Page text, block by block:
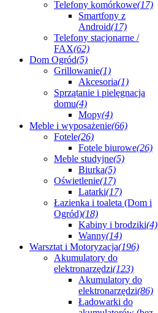
Telefony komórkowe(17)
Smartfony z
Android(17)
Telefony stacjonarne /
FAX(62)
Dom Ogród(5)
Grillowanie(1)
Akcesoria(1)
Sprzątanie i pielęgnacja
domu(4)
Mopy(4)
Meble i wyposażenie(66)
Fotele(26)
Fotele biurowe(26)
Meble studyjne(5)
Biurka(5)
Oświetlenie(17)
Latarki(17)
Łazienka i toaleta (Dom i
Ogród)(18)
Kabiny i brodziki(4)
Wanny(14)
Warsztat i Motoryzacja(196)
Akumulatory do
elektronarzędzi(123)
Akumulatory do
elektronarzędzi(86)
Ładowarki do